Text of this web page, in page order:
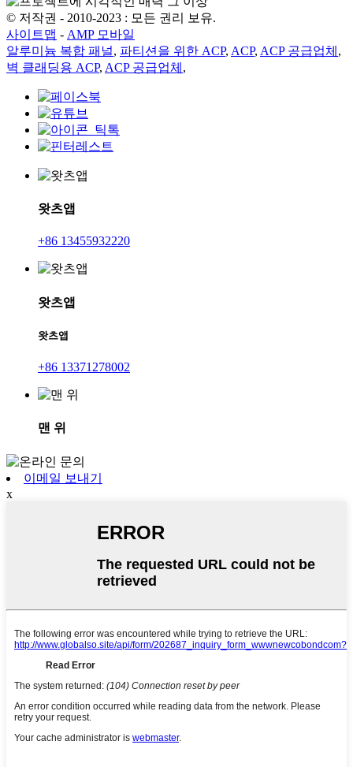
© 저작권 - 2010-2023 : 모든 권리 보유.
사이트맵 - AMP 모바일
알루미늄 복합 패널, 파티션을 위한 ACP, ACP, ACP 공급업체 ,
벽 클래딩용 ACP, ACP 공급업체 ,
왓츠앱
+86 13455932220
왓츠앱
왓츠앱
+86 13371278002
맨 위
이메일 보내기
x